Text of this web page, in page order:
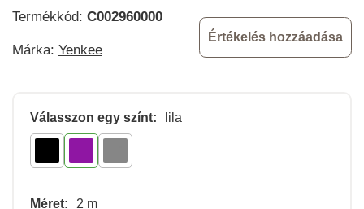
Termékkód: C002960000
Márka: Yenkee
Értékelés hozzáadása
Válasszon egy színt: lila
Méret: 2 m